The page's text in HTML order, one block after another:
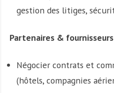
gestion des litiges,
Partenaires & fournisseurs
Négocier contrats et
(hôtels, compagnies